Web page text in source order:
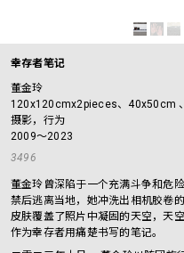
幸存者笔记
董金玲
120x120cmx2pieces、40x50cm
摄影，行为
2009～2023
3496
董金玲曾深陷于一个充满斗争和危
禁后逃离当地，她冲洗出相机胶卷
皮肤覆盖了照片中凝固的天空，天
作为幸存者用痛楚书写的笔记。